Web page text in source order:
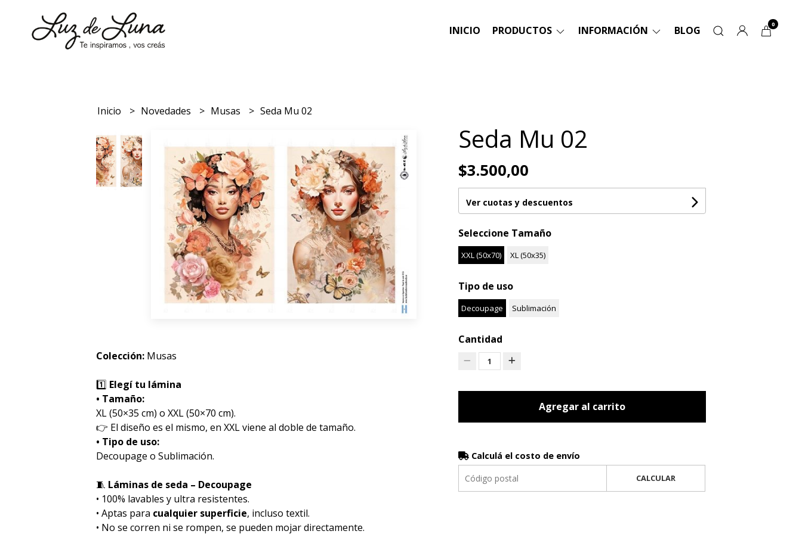
INICIO PRODUCTOS INFORMACIÓN BLOG 0
Inicio Novedades Musas Seda Mu 02
Colección: Musas
1️⃣ Elegí tu lámina
• Tamaño:
XL (50×35 cm) o XXL (50×70 cm).
👉 El diseño es el mismo, en XXL viene al doble de tamaño.
• Tipo de uso:
Decoupage o Sublimación.
🧵 Láminas de seda – Decoupage
• 100% lavables y ultra resistentes.
• Aptas para cualquier superficie, incluso textil.
• No se corren ni se rompen, se pueden mojar directamente.
Seda Mu 02
$3.500,00
Ver cuotas y descuentos
Seleccione Tamaño
XXL (50x70) XL (50x35)
Tipo de uso
Decoupage Sublimación
Cantidad
1
Agregar al carrito
Calculá el costo de envío
CALCULAR